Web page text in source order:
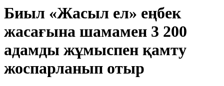
Биыл «Жасыл ел» еңбек
жасағына шамамен 3 200
адамды жұмыспен қамту
жоспарланып отыр